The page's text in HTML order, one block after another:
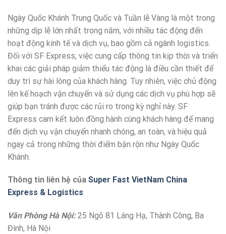
Ngày Quốc Khánh Trung Quốc và Tuần lễ Vàng là một trong
những dịp lễ lớn nhất trong năm, với nhiều tác động đến
hoạt động kinh tế và dịch vụ, bao gồm cả ngành logistics.
Đối với SF Express, việc cung cấp thông tin kịp thời và triển
khai các giải pháp giảm thiểu tác động là điều cần thiết để
duy trì sự hài lòng của khách hàng. Tuy nhiên, việc chủ động
lên kế hoạch vận chuyển và sử dụng các dịch vụ phù hợp sẽ
giúp bạn tránh được các rủi ro trong kỳ nghỉ này. SF
Express cam kết luôn đồng hành cùng khách hàng để mang
đến dịch vụ vận chuyển nhanh chóng, an toàn, và hiệu quả
ngay cả trong những thời điểm bận rộn như Ngày Quốc
Khánh.
Thông tin liên hệ của Super Fast VietNam China
Express & Logistics
Văn Phòng Hà Nội:25 Ngõ 81 Láng Hạ, Thành Công, Ba
Đình, Hà Nội